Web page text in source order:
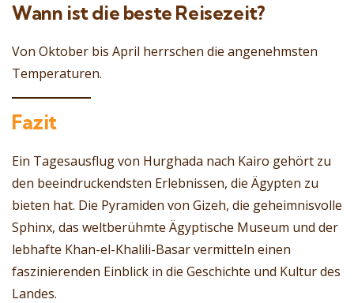
Wann ist die beste Reisezeit?
Von Oktober bis April herrschen die angenehmsten
Temperaturen.
Fazit
Ein Tagesausflug von Hurghada nach Kairo gehört zu
den beeindruckendsten Erlebnissen, die Ägypten zu
bieten hat. Die Pyramiden von Gizeh, die geheimnisvolle
Sphinx, das weltberühmte Ägyptische Museum und der
lebhafte Khan-el-Khalili-Basar vermitteln einen
faszinierenden Einblick in die Geschichte und Kultur des
Landes.